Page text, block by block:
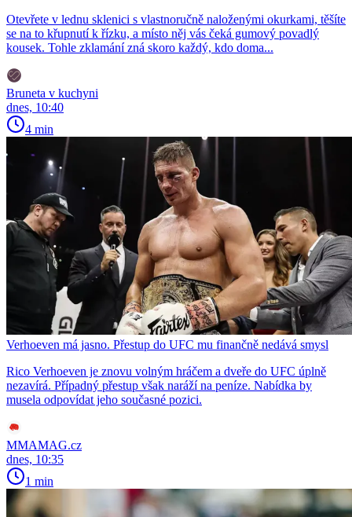
Otevřete v lednu sklenici s vlastnoručně naloženými okurkami, těšíte
se na to křupnutí k řízku, a místo něj vás čeká gumový povadlý
kousek. Tohle zklamání zná skoro každý, kdo doma...
Bruneta v kuchyni
dnes, 10:40
4 min
Verhoeven má jasno. Přestup do UFC mu finančně nedává smysl
Rico Verhoeven je znovu volným hráčem a dveře do UFC úplně
nezavírá. Případný přestup však naráží na peníze. Nabídka by
musela odpovídat jeho současné pozici.
MMAMAG.cz
dnes, 10:35
1 min